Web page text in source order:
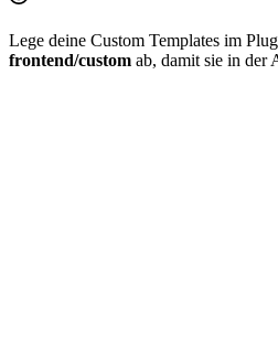
Lege deine Custom Templates im
frontend/custom ab, damit sie in der